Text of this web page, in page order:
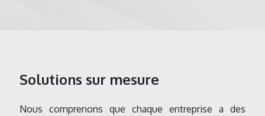
Solutions sur mesure
Nous comprenons que chaque entreprise a des